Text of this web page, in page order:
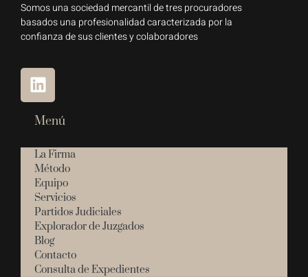
Somos una sociedad mercantil de tres procuradores
basados una profesionalidad caracterizada por la
confianza de sus clientes y colaboradores
Menú
La Firma
Método
Equipo
Servicios
Partidos Judiciales
Explorador de Juzgados
Blog
Contacto
Consulta de Expedientes